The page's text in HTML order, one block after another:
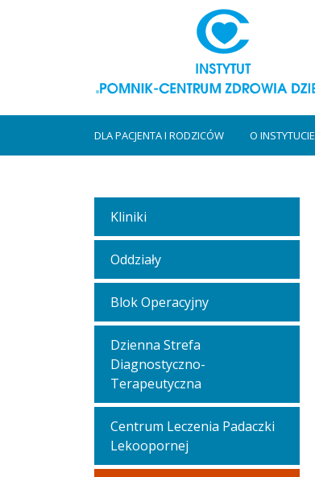
DLA PACJENTA I RODZICÓW O INSTYTUCIE
Kliniki
Oddziały
Blok Operacyjny
Dzienna Strefa
Diagnostyczno-
Terapeutyczna
Centrum Leczenia Padaczki
Lekoopornej